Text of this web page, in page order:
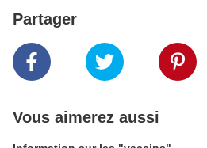
Partager
Vous aimerez aussi